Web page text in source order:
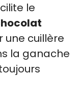
le
une cuillère
la ganache